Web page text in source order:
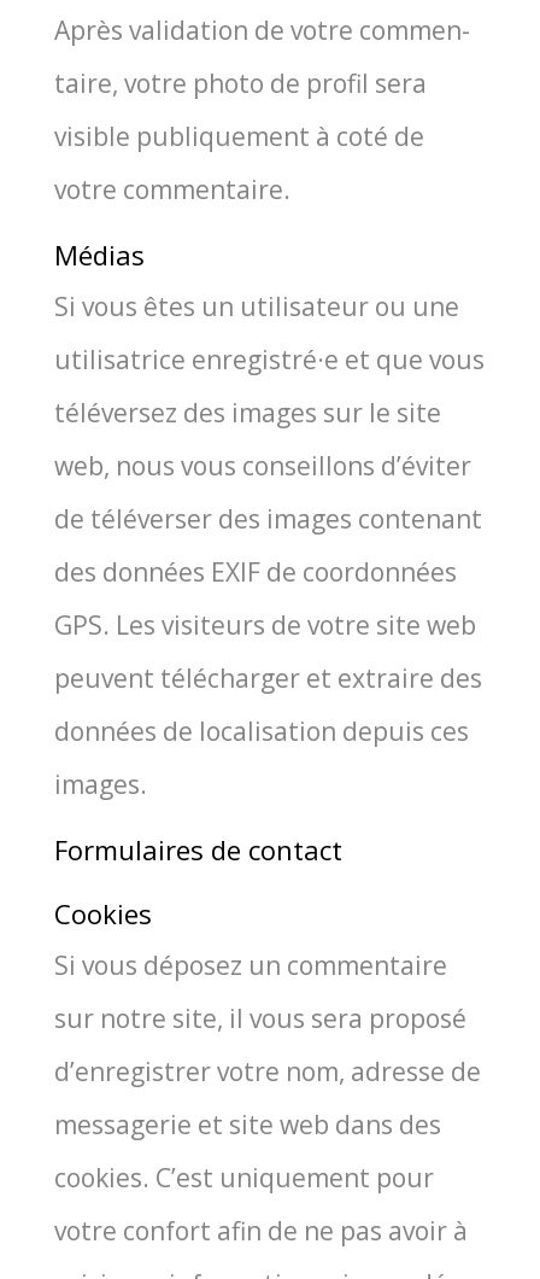
Après vali­da­tion de votre com­men­
taire, votre pho­to de pro­fil sera
visible publi­que­ment à coté de
votre commentaire.
Médias
Si vous êtes un uti­li­sa­teur ou une
uti­li­sa­trice enregistré·e et que vous
télé­ver­sez des images sur le site
web, nous vous conseillons d’éviter
de télé­ver­ser des images conte­nant
des don­nées EXIF de coor­don­nées
GPS. Les visi­teurs de votre site web
peuvent télé­char­ger et extraire des
don­nées de loca­li­sa­tion depuis ces
images.
Formulaires de contact
Cookies
Si vous dépo­sez un com­men­taire
sur notre site, il vous sera pro­po­sé
d’enregistrer votre nom, adresse de
mes­sa­ge­rie et site web dans des
cookies. C’est uni­que­ment pour
votre confort afin de ne pas avoir à